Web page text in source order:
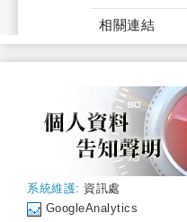
相關連結
系統維護: 資訊處
GoogleAnalytics